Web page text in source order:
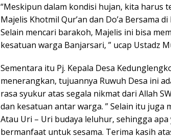
“Meskipun dalam kondisi hujan, kita harus
Majelis Khotmil Qur’an dan Do’a Bersama
Selain mencari barakoh, Majelis ini bisa
kesatuan warga Banjarsari, ” ucap Ustadz
Sementara itu Pj. Kepala Desa
menerangkan, tujuannya Ruwuh Desa ini
rasa syukur atas segala nikmat dari Allah
dan kesatuan antar warga. ” Selain itu juga
Atau Uri – Uri budaya leluhur, sehingga
bermanfaat untuk sesama. Terima kasih